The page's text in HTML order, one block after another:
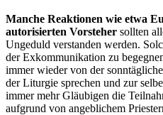
Manche Reaktionen wie etwa
autorisierten Vorsteher sollten
Ungeduld verstanden werden.
der Exkommunikation zu
immer wieder von der
der Liturgie sprechen und zur
immer mehr Gläubigen die
aufgrund von angeblichem